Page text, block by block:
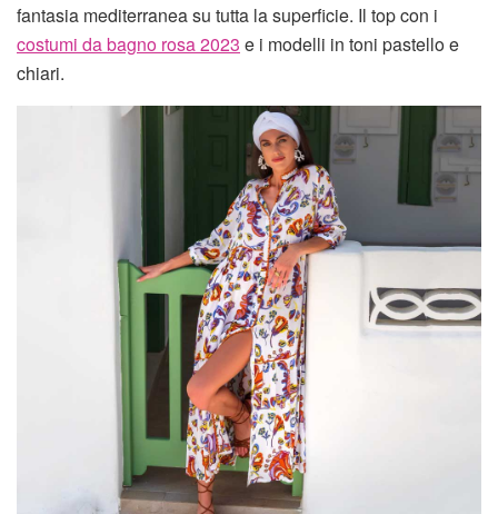
fantasia mediterranea su tutta la superficie. Il top con i
costumi da bagno rosa 2023 e i modelli in toni pastello e
chiari.